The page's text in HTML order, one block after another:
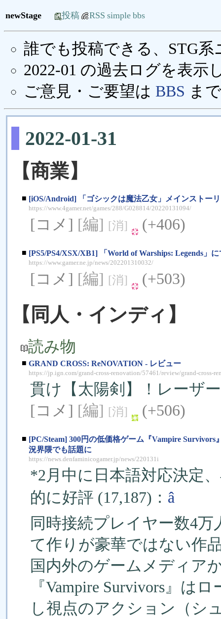
newStage 投稿 RSS simple bbs
誰でも投稿できる、STG
2022-01 の過去ログを表示
ご意見・ご要望は BBS ま
2022-01-31
【商業】
■ [iOS/Android] 「ゴシックは魔法乙女」メインストー
https://www.4gamer.net/games/288/G028814/20220131094/
[コメ] [編] [消] (+406)
■ [PS5/PS4/XSX/XB1] 「World of Warships: Legends」
https://www.gamer.ne.jp/news/202201310032/
[コメ] [編] [消] (+503)
【同人・インディ】
読み物
■ GRAND CROSS: ReNOVATION - レビュー
https://jp.ign.com/grand-cross-renovation/57461/review/grand-cross-
貫け【太陽剣】！レーザ
[コメ] [編] [消] (+506)
■ [PC/Steam] 300円の低価格ゲーム『Vampire
況界隈でも話題に
https://news.denfaminicogamer.jp/news/220131i
*2月中に日本語対応決定
的に好評 (17,187)： â
同時接続プレイヤー数4
て作りが豪華ではない作
国内外のゲームメディア
『Vampire Survivors』は
し視点のアクション（シ